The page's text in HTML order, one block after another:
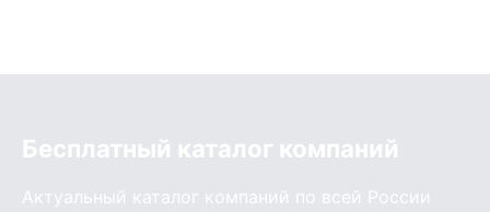
Бесплатный каталог компаний
Актуальный каталог компаний по всей России